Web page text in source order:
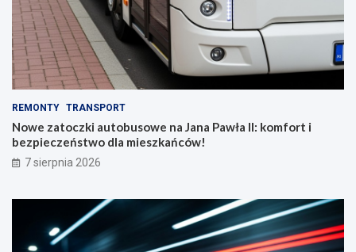
REMONTY TRANSPORT
Nowe zatoczki autobusowe na Jana Pawła II: komfort i
bezpieczeństwo dla mieszkańców!
7 sierpnia 2026